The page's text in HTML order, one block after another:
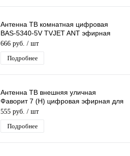
Антенна ТВ комнатная цифровая
BAS-5340-5V TVJET ANT эфирная
для DVB-T2 телевидения Рэмо
666 руб. / шт
Подробнее
Антенна ТВ внешняя уличная
Фаворит 7 (Н) цифровая эфирная для
DVB-T2 телевидения наружная
555 руб. / шт
Подробнее